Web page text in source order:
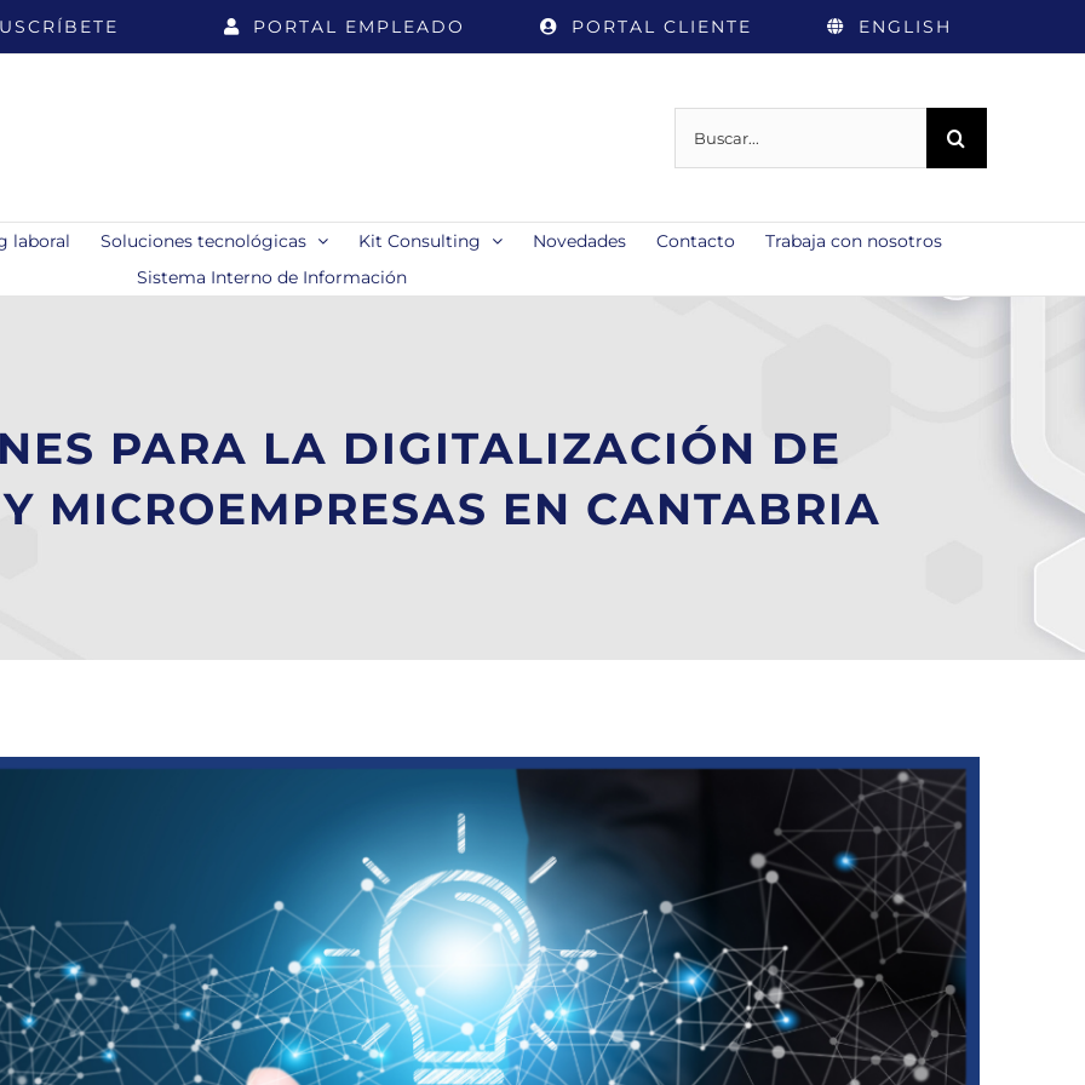
PORTAL EMPLEADO PORTAL CLIENTE ENGLISH
laboral Soluciones tecnológicas Kit Consulting Novedades Contacto
Trabaja con nosotros
Sistema Interno de Información
PARA LA DIGITALIZACIÓN DE
MICROEMPRESAS EN CANTABRIA